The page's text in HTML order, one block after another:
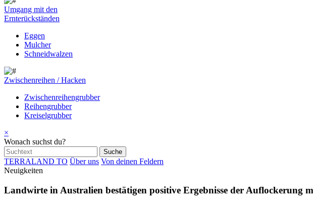
Umgang mit den
Ernterückständen
Eggen
Mulcher
Schneidwalzen
Zwischenreihen / Hacken
Zwischenreihengrubber
Reihengrubber
Kreiselgrubber
×
Wonach suchst du?
TERRALAND TO Über uns Von deinen Feldern
Neuigkeiten
Landwirte in Australien bestätigen positive Ergebnisse der Auflockerung